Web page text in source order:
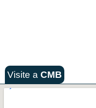
Visite a CMB